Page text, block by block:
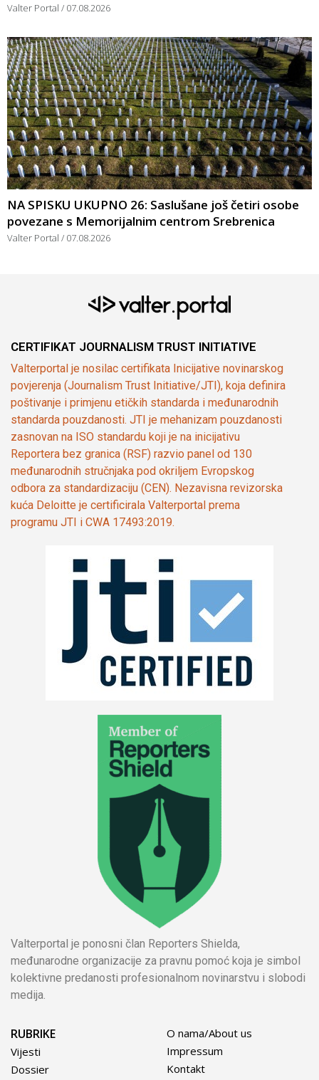
Valter Portal 07.08.2026
NA SPISKU UKUPNO 26: Saslušane još četiri osobe
povezane s Memorijalnim centrom Srebrenica
Valter Portal 07.08.2026
CERTIFIKAT JOURNALISM TRUST INITIATIVE
Valterportal je nosilac certifikata Inicijative novinarskog
povjerenja (Journalism Trust Initiative/JTI), koja definira
poštivanje i primjenu etičkih standarda i međunarodnih
standarda pouzdanosti. JTI je mehanizam pouzdanosti
zasnovan na ISO standardu koji je na inicijativu
Reportera bez granica (RSF) razvio panel od 130
međunarodnih stručnjaka pod okriljem Evropskog
odbora za standardizaciju (CEN). Nezavisna revizorska
kuća Deloitte je certificirala Valterportal prema
programu JTI i CWA 17493:2019.
Valterportal je ponosni član Reporters Shielda,
međunarodne organizacije za pravnu pomoć koja je simbol
kolektivne predanosti profesionalnom novinarstvu i slobodi
medija.
RUBRIKE
Vijesti
Dossier
O nama/About us
Impressum
Kontakt